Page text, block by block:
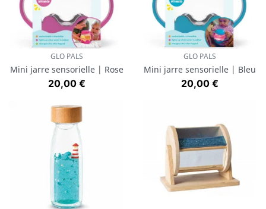
GLO PALS
Mini jarre sensorielle | Rose
Prix
20,00 €
GLO PALS
Mini jarre sensorielle | Bleu
Prix
20,00 €